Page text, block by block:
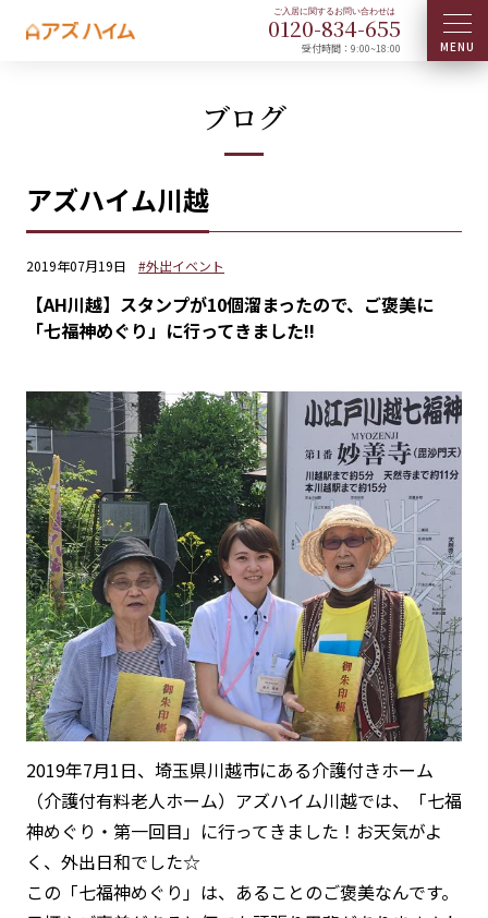
0120-834-655
受付時間：9:00~18:00
ブログ
アズハイム川越
2019年07月19日 #外出イベント
【AH川越】スタンプが10個溜まったので、ご褒美に
「七福神めぐり」に行ってきました!!
2019年7月1日、埼玉県川越市にある介護付きホーム
（介護付有料老人ホーム）アズハイム川越では、「七福
神めぐり・第一回目」に行ってきました！お天気がよ
く、外出日和でした☆
この「七福神めぐり」は、あることのご褒美なんです。